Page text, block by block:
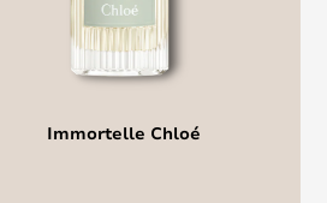
Immortelle Chloé